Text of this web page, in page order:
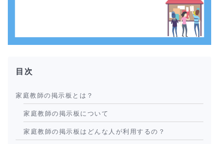
目次
家庭教師の掲示板とは？
家庭教師の掲示板について
家庭教師の掲示板はどんな人が利用するの？